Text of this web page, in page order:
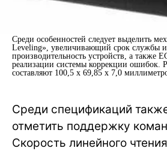
Среди особенностей следует выделить
Leveling», увеличивающий срок службы
производительность устройств, а также
реализации системы коррекции ошибок.
составляют 100,5 x 69,85 x 7,0
Среди спецификаций
отметить поддержку
Скорость линейного